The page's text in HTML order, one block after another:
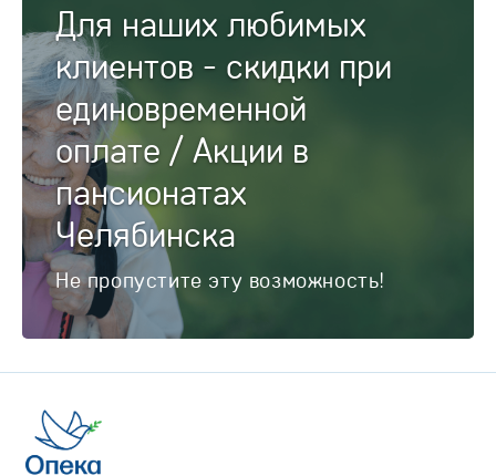
Для наших любимых
клиентов - скидки при
единовременной
оплате / Акции в
пансионатах
Челябинска
Не пропустите эту возможность!